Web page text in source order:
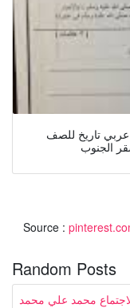
عربي تاريخ للصف
الجنوب
Source :
Random Posts
محمد علي محمد